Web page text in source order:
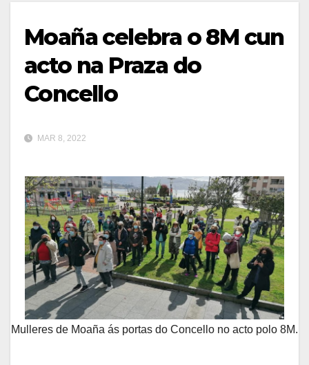
Moaña celebra o 8M cun
acto na Praza do
Concello
MAR 8, 2022
Mulleres de Moaña ás portas do Concello no acto polo 8M.